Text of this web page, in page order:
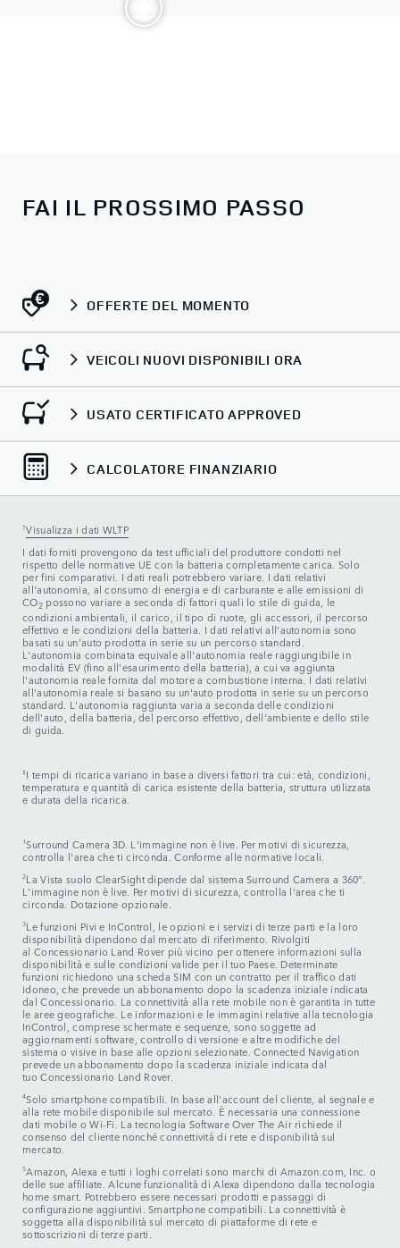
FAI IL PROSSIMO PASSO
OFFERTE DEL MOMENTO
VEICOLI NUOVI DISPONIBILI ORA
USATO CERTIFICATO APPROVED
CALCOLATORE FINANZIARIO
†Visualizza i dati WLTP
I dati forniti provengono da test ufficiali del produttore condotti nel
rispetto delle normative UE con la batteria completamente carica. Solo
per fini comparativi. I dati reali potrebbero variare. I dati relativi
all'autonomia, al consumo di energia e di carburante e alle emissioni di
CO2possono variare a seconda di fattori quali lo stile di guida, le
condizioni ambientali, il carico, il tipo di ruote, gli accessori, il percorso
effettivo e le condizioni della batteria. I dati relativi all'autonomia sono
basati su un'auto prodotta in serie su un percorso standard.
L'autonomia combinata equivale all'autonomia reale raggiungibile in
modalità EV (fino all'esaurimento della batteria), a cui va aggiunta
l'autonomia reale fornita dal motore a combustione interna. I dati relativi
all'autonomia reale si basano su un'auto prodotta in serie su un percorso
standard. L'autonomia raggiunta varia a seconda delle condizioni
dell'auto, della batteria, del percorso effettivo, dell'ambiente e dello stile
di guida.
‡I tempi di ricarica variano in base a diversi fattori tra cui: età, condizioni,
temperatura e quantità di carica esistente della batteria, struttura utilizzata
e durata della ricarica.
1Surround Camera 3D. L'immagine non è live. Per motivi di sicurezza,
controlla l'area che ti circonda. Conforme alle normative locali.
2La Vista suolo ClearSight dipende dal sistema Surround Camera a 360°.
L'immagine non è live. Per motivi di sicurezza, controlla l'area che ti
circonda. Dotazione opzionale.
3Le funzioni Pivi e InControl, le opzioni e i servizi di terze parti e la loro
disponibilità dipendono dal mercato di riferimento. Rivolgiti
al Concessionario Land Rover più vicino per ottenere informazioni sulla
disponibilità e sulle condizioni valide per il tuo Paese. Determinate
funzioni richiedono una scheda SIM con un contratto per il traffico dati
idoneo, che prevede un abbonamento dopo la scadenza iniziale indicata
dal Concessionario. La connettività alla rete mobile non è garantita in tutte
le aree geografiche. Le informazioni e le immagini relative alla tecnologia
InControl, comprese schermate e sequenze, sono soggette ad
aggiornamenti software, controllo di versione e altre modifiche del
sistema o visive in base alle opzioni selezionate. Connected Navigation
prevede un abbonamento dopo la scadenza iniziale indicata dal
tuo Concessionario Land Rover.
4Solo smartphone compatibili. In base all'account del cliente, al segnale e
alla rete mobile disponibile sul mercato. È necessaria una connessione
dati mobile o Wi-Fi. La tecnologia Software Over The Air richiede il
consenso del cliente nonché connettività di rete e disponibilità sul
mercato.
5Amazon, Alexa e tutti i loghi correlati sono marchi di Amazon.com, Inc. o
delle sue affiliate. Alcune funzionalità di Alexa dipendono dalla tecnologia
home smart. Potrebbero essere necessari prodotti e passaggi di
configurazione aggiuntivi. Smartphone compatibili. La connettività è
soggetta alla disponibilità sul mercato di piattaforme di rete e
sottoscrizioni di terze parti.